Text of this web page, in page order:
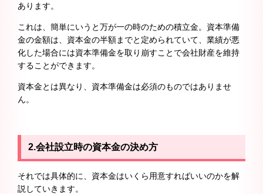
あります。
これは、簡単にいうと万が一の時のための積立金。資本準備
金の金額は、資本金の半額までと定められていて、業績が悪
化した場合には資本準備金を取り崩すことで会社財産を維持
することができます。
資本金とは異なり、資本準備金は必須のものではありませ
ん。
2.会社設立時の資本金の決め方
それでは具体的に、資本金はいくら用意すればいいのかを解
説していきます。